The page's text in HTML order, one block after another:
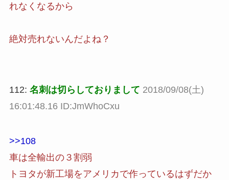
れなくなるから
絶対売れないんだよね？
112: 名刺は切らしておりまして 2018/09/08(土)
16:01:48.16 ID:JmWhoCxu
>>108
車は全輸出の３割弱
トヨタが新工場をアメリカで作っているはずだか